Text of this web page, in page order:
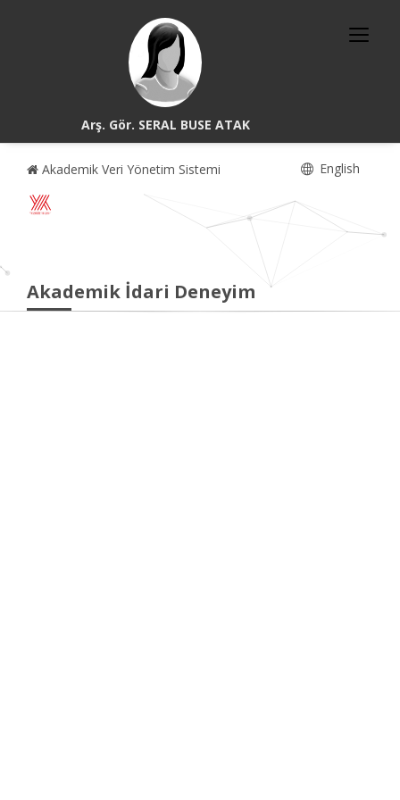
Arş. Gör. SERAL BUSE ATAK
Akademik Veri Yönetim Sistemi English
Akademik İdari Deneyim